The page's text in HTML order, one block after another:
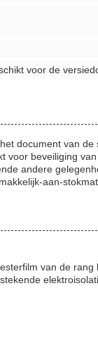
voor de
document van
voor beveiliging
andere
aan-
van de